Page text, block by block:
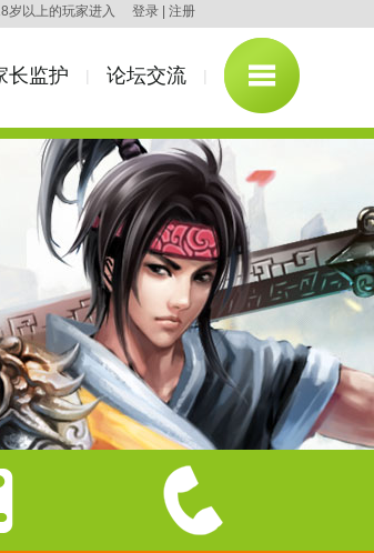
岁以上的玩家进入 登录| 注册
长监护 | 论坛交流 |